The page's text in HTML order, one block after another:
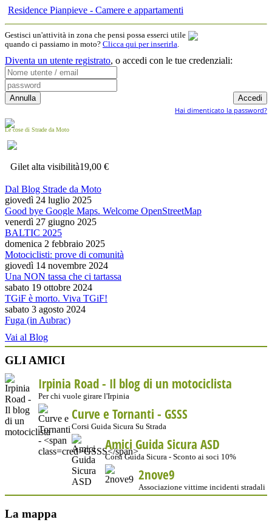
Residence Pianpieve - Camere e appartamenti
Gestisci un'attività in zona che pensi possa esserci utile
quando ci passiamo in moto? Clicca qui per inserirla.
Diventa un utente registrato, o accedi con le tue credenziali:
Hai dimenticato la password?
Le cose di Strade da Moto
Gilet alta visibilità19,00 €
Dal Blog Strade da Moto
giovedì 24 luglio 2025
Good bye Google Maps. Welcome OpenStreetMap
venerdì 27 giugno 2025
BALTIC 2025
domenica 2 febbraio 2025
Motociclisti: prove di comunità
giovedì 14 novembre 2024
Una NON tassa che ci tartassa
sabato 19 ottobre 2024
TGiF è morto. Viva TGiF!
sabato 3 agosto 2024
Fuga (in Aubrac)
Vai al Blog
GLI AMICI
Irpinia Road - Il blog di un motociclista
Per chi vuole girare l'Irpinia
Curve e Tornanti - GSSS
Corsi Guida Sicura Su Strada
Amici Guida Sicura ASD
Corsi Guida Sicura - Sconto ai soci 10%
2nove9
Associazione vittime incidenti stradali
La mappa